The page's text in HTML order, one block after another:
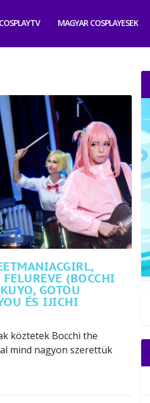
COSPLAYTV MAGYAR COSPLAYESEK
(BOCCHI
GOTOU
ÉS IJICHI
köztetek Bocchi the
mind nagyon szerettük